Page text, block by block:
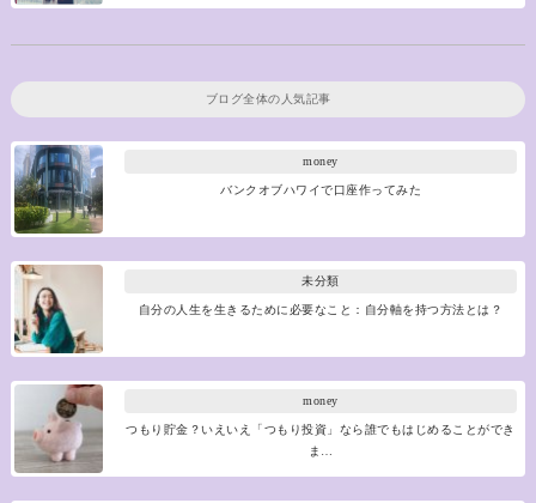
ブログ全体の人気記事
money
バンクオブハワイで口座作ってみた
未分類
自分の人生を生きるために必要なこと：自分軸を持つ方法とは？
money
つもり貯金？いえいえ「つもり投資」なら誰でもはじめることができ
ま…